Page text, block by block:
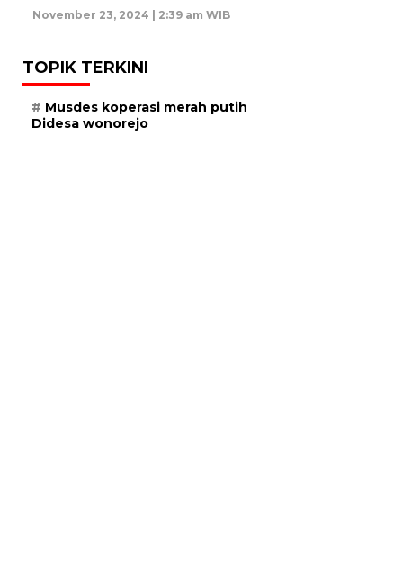
November 23, 2024 | 2:39 am WIB
TOPIK TERKINI
Musdes koperasi merah putih
Didesa wonorejo